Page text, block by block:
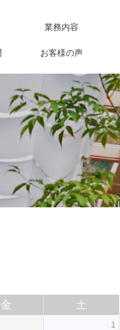
業務内容
お客様の声
金 土
1